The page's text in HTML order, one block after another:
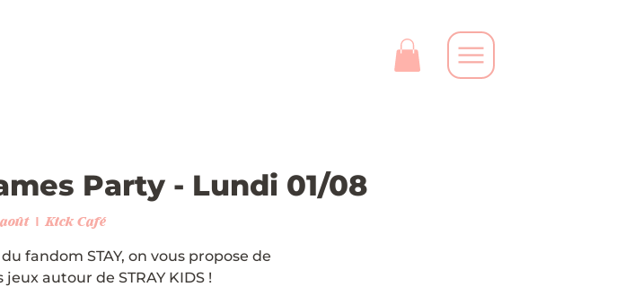
Party - Lundi 01/08
  |
Kick Café
fandom STAY, on vous propose de
autour de STRAY KIDS !